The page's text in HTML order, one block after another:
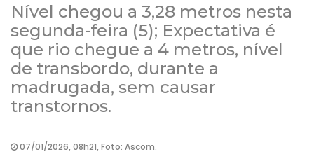
Nível chegou a 3,28 metros nesta
segunda-feira (5); Expectativa é
que rio chegue a 4 metros, nível
de transbordo, durante a
madrugada, sem causar
transtornos.
07/01/2026, 08h21, Foto: Ascom.